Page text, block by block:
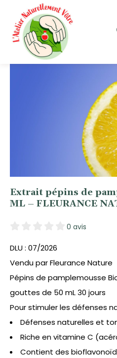
Extrait pépins de
ML – FLEURANCE
0 avis
DLU : 07/2026
Vendu par Fleurance Nature
Pépins de pamplemousse
gouttes de 50 mL 30 jours
Pour stimuler les défenses
Défenses naturelles et
Riche en vitamine C
Contient des